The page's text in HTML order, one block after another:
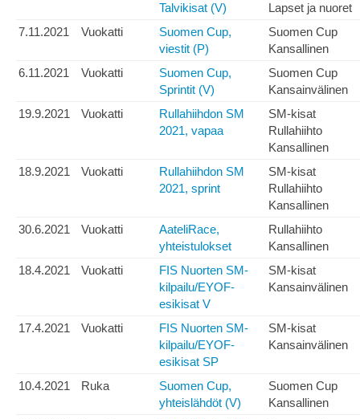
Talvikisat (V)
Lapset ja nuoret
7.11.2021
Vuokatti
Suomen Cup,
viestit (P)
Suomen Cup
Kansallinen
6.11.2021
Vuokatti
Suomen Cup,
Sprintit (V)
Suomen Cup
Kansainvälinen
19.9.2021
Vuokatti
Rullahiihdon SM
2021, vapaa
SM-kisat
Rullahiihto
Kansallinen
18.9.2021
Vuokatti
Rullahiihdon SM
2021, sprint
SM-kisat
Rullahiihto
Kansallinen
30.6.2021
Vuokatti
AateliRace,
yhteistulokset
Rullahiihto
Kansallinen
18.4.2021
Vuokatti
FIS Nuorten SM-
kilpailu/EYOF-
esikisat V
SM-kisat
Kansainvälinen
17.4.2021 Vuokatti
FIS Nuorten SM-
kilpailu/EYOF-
esikisat SP
SM-kisat
Kansainvälinen
10.4.2021 Ruka
Suomen Cup,
yhteislähdöt (V)
Suomen Cup
Kansallinen